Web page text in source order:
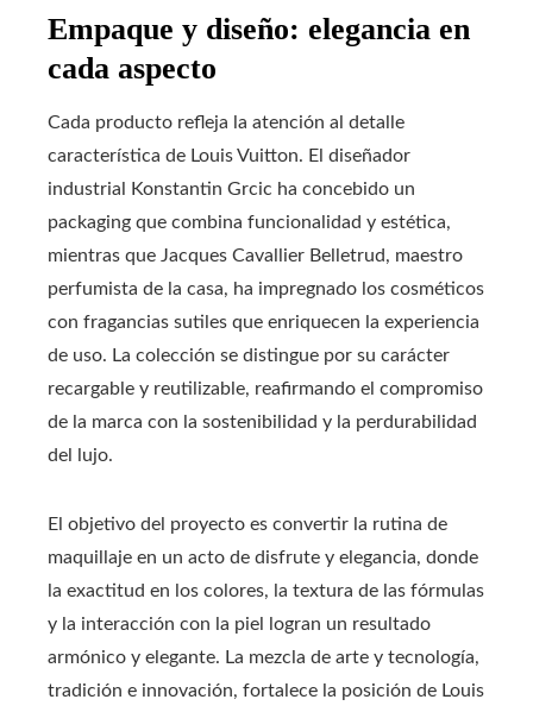
Empaque y diseño: elegancia en
cada aspecto
Cada producto refleja la atención al detalle
característica de Louis Vuitton. El diseñador
industrial Konstantin Grcic ha concebido un
packaging que combina funcionalidad y estética,
mientras que Jacques Cavallier Belletrud, maestro
perfumista de la casa, ha impregnado los cosméticos
con fragancias sutiles que enriquecen la experiencia
de uso. La colección se distingue por su carácter
recargable y reutilizable, reafirmando el compromiso
de la marca con la sostenibilidad y la perdurabilidad
del lujo.
El objetivo del proyecto es convertir la rutina de
maquillaje en un acto de disfrute y elegancia, donde
la exactitud en los colores, la textura de las fórmulas
y la interacción con la piel logran un resultado
armónico y elegante. La mezcla de arte y tecnología,
tradición e innovación, fortalece la posición de Louis